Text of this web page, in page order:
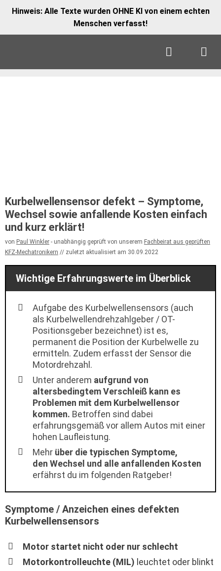
springen
Kurbelwellensensor defekt – Symptome,
Wechsel sowie anfallende Kosten einfach
und kurz erklärt!
von Paul Winkler - unabhängig geprüft von unserem Fachbeirat aus geprüften
KFZ-Mechatronikern
30.09.2022
Wichtige Erfahrungswerte im Überblick
Aufgabe des Kurbelwellensensors (auch
als Kurbelwellendrehzahlgeber / OT-
Positionsgeber bezeichnet) ist es,
permanent die Position der Kurbelwelle zu
ermitteln. Zudem erfasst der Sensor die
Motordrehzahl.
Unter anderem aufgrund von
altersbedingtem Verschleiß kann es
Problemen mit dem Kurbelwellensor
kommen. Betroffen sind dabei
erfahrungsgemäß vor allem Autos mit einer
hohen Laufleistung.
Mehr über die typischen Symptome,
den Wechsel und alle anfallenden Kosten
erfährst du im folgenden Ratgeber!
Symptome / Anzeichen eines defekten
Kurbelwellensensors
Motor startet nicht oder nur schlecht
Motorkontrolleuchte (MIL) leuchtet oder blinkt